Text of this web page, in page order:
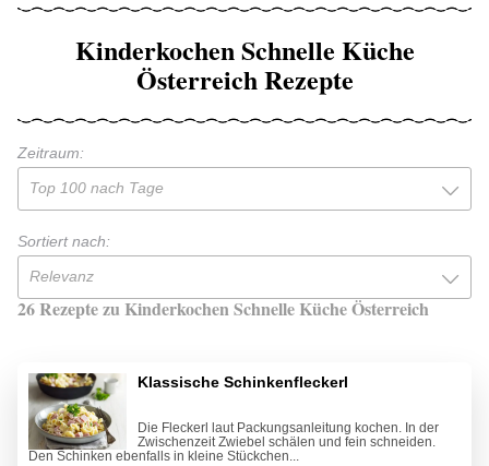
Kinderkochen Schnelle Küche
Österreich Rezepte
Zeitraum:
Top 100 nach Tage
Sortiert nach:
Relevanz
26 Rezepte zu Kinderkochen Schnelle Küche Österreich
Klassische Schinkenfleckerl
Die Fleckerl laut Packungsanleitung kochen. In der
Zwischenzeit Zwiebel schälen und fein schneiden.
Den Schinken ebenfalls in kleine Stückchen...